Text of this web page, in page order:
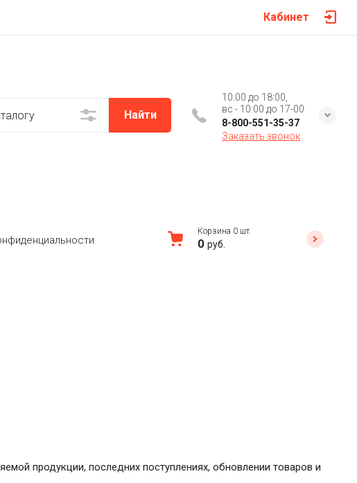
Кабинет
Найти
10:00 до 18:00,
вс - 10:00 до 17-00
8-800-551-35-37
Заказать звонок
Корзина 0 шт.
0 руб.
продукции, последних поступлениях, обновлении товаров и